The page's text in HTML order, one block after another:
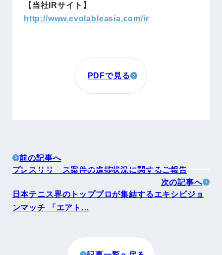
【当社IRサイト】
http://www.evolableasia.com/ir
PDFで見る
前の記事へ
プレスリリース案件の進捗状況に関するご報告
次の記事へ
日本テニス界のトッププロが集結するエキシビジョ
ンマッチ 「エアト…